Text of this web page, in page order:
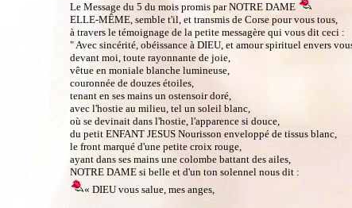
Le Message du 5 du mois promis par NOTRE DAME
ELLE-MÊME, semble t'il, et transmis de Corse pour vous tous,
à travers le témoignage de la petite messagère qui vous dit ceci :
" Avec sincérité, obéissance à DIEU, et amour spirituel envers
devant moi, toute rayonnante de joie,
vêtue en moniale blanche lumineuse,
couronnée de douzes étoiles,
tenant en ses mains un ostensoir doré,
avec l'hostie au milieu, tel un soleil blanc,
où se devinait dans l'hostie, l'apparence si douce,
du petit ENFANT JESUS Nourisson enveloppé de tissus blanc,
le front marqué d'une petite croix rouge,
ayant dans ses mains une colombe battant des ailes,
NOTRE DAME si belle et d'un ton solennel nous dit :
« DIEU vous salue, mes anges,